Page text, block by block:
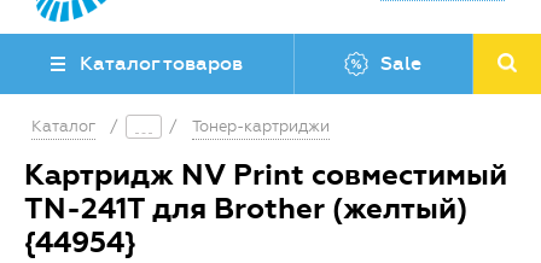
Каталог товаров Sale
Каталог / / Тонер-картриджи
Картридж NV Print совместимый
TN-241T для Brother (желтый)
{44954}